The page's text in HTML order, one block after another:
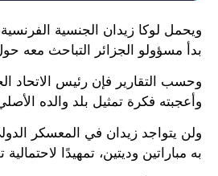
ويحمل لوكا زيدان الجنسية
بدأ مسؤولو الجزائر التباحث معه
وحسب التقارير فإن رئيس الاتحاد
وأعجبته فكرة تمثيل بلد والده
ولن يتواجد زيدان في المعسكر
به مباراتين وديتين، تمهيدًا